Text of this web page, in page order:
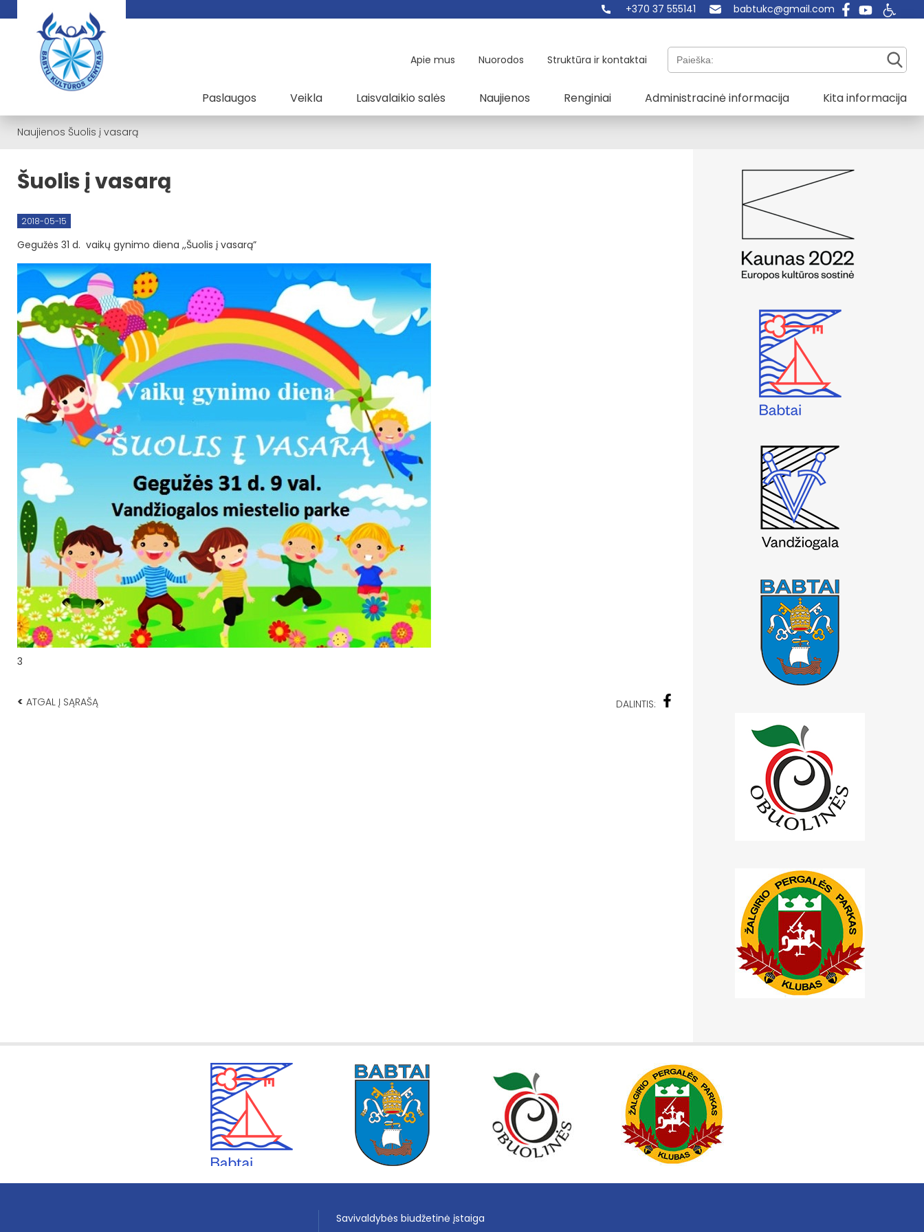
+370 37 555141 babtukc@gmail.com
Apie mus Nuorodos Struktūra ir kontaktai Paieška:
Paslaugos Veikla Laisvalaikio salės Naujienos Renginiai Administracinė informacija Kita informacija
Naujienos Šuolis į vasarą
Šuolis į vasarą
2018-05-15
Gegužės 31 d. vaikų gynimo diena ,,Šuolis į vasarą”
3
< ATGAL Į SĄRAŠĄ DALINTIS:
Savivaldybės biudžetinė įstaiga